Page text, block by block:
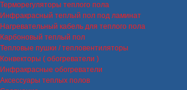
Терморегуляторы теплого пола
Инфракрасный теплый пол под ламинат
Нагревательный кабель для теплого пола
Карбоновый теплый пол
Тепловые пушки / тепловентиляторы
Конвекторы ( обогреватели )
Инфракрасные обогреватели
Аксессуары теплых полов